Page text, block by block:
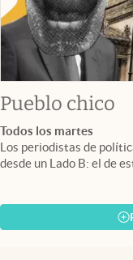
Pueblo chico
Todos los martes
Los periodistas de
desde un Lado B: el de